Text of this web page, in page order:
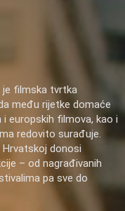
je filmska tvrtka
među rijetke domaće
europskih filmova, kao i
redovito surađuje.
Hrvatskoj donosi
– od nagrađivanih
pa sve do